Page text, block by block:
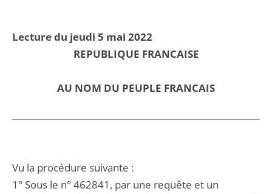
Lecture du jeudi 5 mai 2022
REPUBLIQUE FRANCAISE
AU NOM DU PEUPLE FRANCAIS
Vu la procédure suivante :
1° Sous le n° 462841, par une requête et un